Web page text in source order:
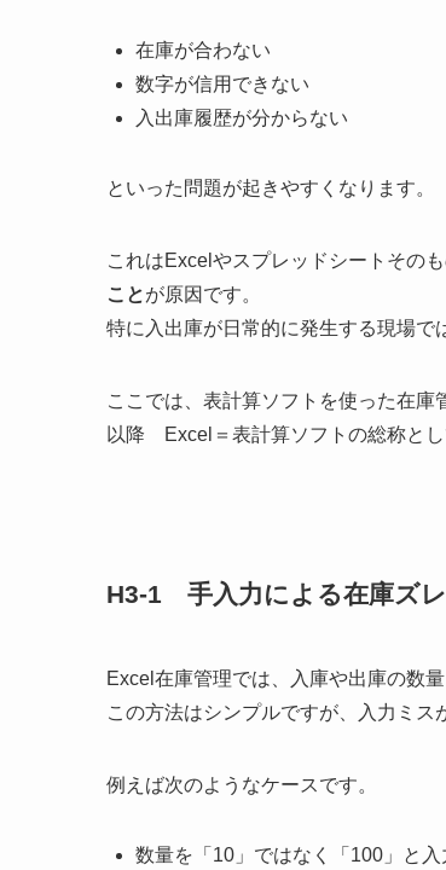
在庫が合わない
数字が信用できない
入出庫履歴が分からない
といった問題が起きやすくなります。
これはExcelやスプレッドシートその
ことが原因です。
特に入出庫が日常的に発生する現場で
ここでは、表計算ソフトを使った在庫
以降 Excel＝表計算ソフトの総称とし
H3-1 手入力による在庫ズレ
Excel在庫管理では、入庫や出庫の数
この方法はシンプルですが、入力ミス
例えば次のようなケースです。
数量を「10」ではなく「100」と入